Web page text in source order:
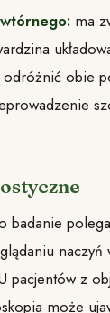
ma
obie
badanie
naczyń
pacjentów z
może